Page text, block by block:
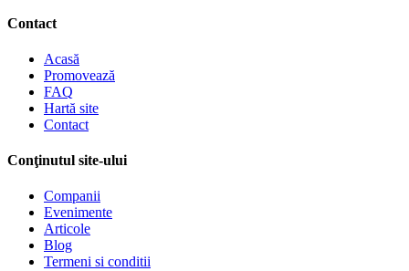
Contact
Acasă
Promovează
FAQ
Hartă site
Contact
Conţinutul site-ului
Companii
Evenimente
Articole
Blog
Termeni si conditii